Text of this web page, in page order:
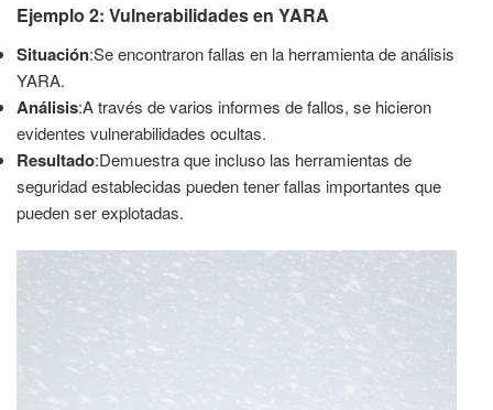
Ejemplo 2: Vulnerabilidades en YARA
Situación:Se encontraron fallas en la herramienta de análisis
YARA.
Análisis:A través de varios informes de fallos, se hicieron
evidentes vulnerabilidades ocultas.
Resultado:Demuestra que incluso las herramientas de
seguridad establecidas pueden tener fallas importantes que
pueden ser explotadas.